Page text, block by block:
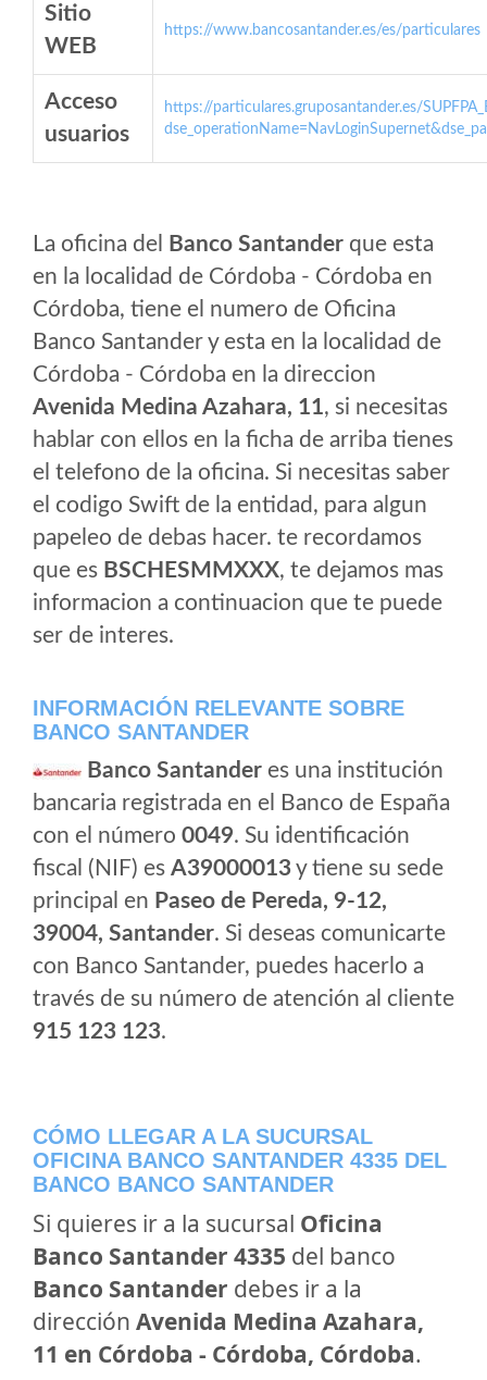
Sitio
WEB
https://www.bancosantander.es/es/particulares
Acceso
usuarios
https://particulares.gruposantander.es/
La oficina del Banco Santander que esta
en la localidad de Córdoba - Córdoba en
Córdoba, tiene el numero de Oficina
Banco Santander y esta en la localidad de
Córdoba - Córdoba en la direccion
Avenida Medina Azahara, 11, si necesitas
hablar con ellos en la ficha de arriba tienes
el telefono de la oficina. Si necesitas saber
el codigo Swift de la entidad, para algun
papeleo de debas hacer. te recordamos
que es BSCHESMMXXX, te dejamos mas
informacion a continuacion que te puede
ser de interes.
INFORMACIÓN RELEVANTE SOBRE
BANCO SANTANDER
Banco Santander es una institución
bancaria registrada en el Banco de España
con el número 0049. Su identificación
fiscal (NIF) es A39000013y tiene su sede
principal en Paseo de Pereda, 9-12,
39004, Santander. Si deseas comunicarte
con Banco Santander, puedes hacerlo a
través de su número de atención al cliente
915 123 123.
CÓMO LLEGAR A LA SUCURSAL
OFICINA BANCO SANTANDER 4335 DEL
BANCO BANCO SANTANDER
Si quieres ir a la sucursal Oficina
Banco Santander 4335 del banco
Banco Santander debes ir a la
dirección Avenida Medina Azahara,
11 en Córdoba - Córdoba, Córdoba.